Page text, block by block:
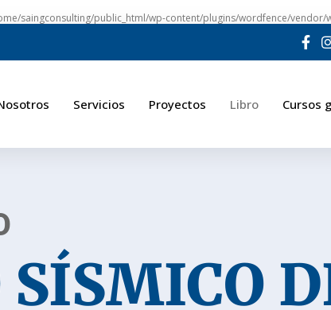
saingconsulting/public_html/wp-content/plugins/wordfence/
Servicios Proyectos Libro Cursos